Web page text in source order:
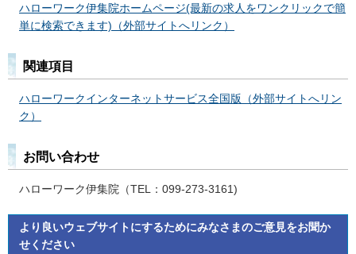
ハローワーク伊集院ホームページ(最新の求人をワンクリックで簡
単に検索できます)（外部サイトへリンク）
関連項目
ハローワークインターネットサービス全国版（外部サイトへリン
ク）
お問い合わせ
ハローワーク伊集院（TEL：099-273-3161)
より良いウェブサイトにするためにみなさまのご意見をお聞か
せください